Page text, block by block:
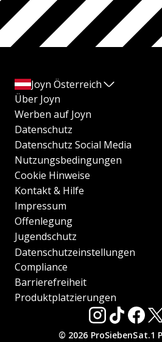
Joyn Österreich
Über Joyn
Werben auf Joyn
Datenschutz
Datenschutz Social Media
Nutzungsbedingungen
Cookie Hinweise
Kontakt & Hilfe
Impressum
Offenlegung
Jugendschutz
Datenschutzeinstellungen
Compliance
Barrierefreiheit
Produktplatzierungen
© 2026 ProSiebenSat.1